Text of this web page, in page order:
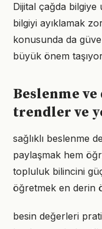
Dijital çağda
bilgiyi ayıklamak
konusunda da
büyük önem
Beslenme
trendler ve
sağlıklı beslenme
paylaşmak hem
topluluk bilincini
öğretmek en derin
besin değerleri